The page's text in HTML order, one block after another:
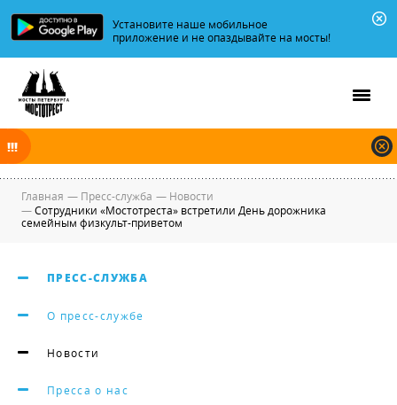
Установите наше мобильное
приложение и не опаздывайте на мосты!
разводятся по графику.
Главная — Пресс-служба — Новости
—Сотрудники «Мостотреста» встретили День дорожника
семейным физкульт-приветом
ПРЕСС-СЛУЖБА
О пресс-службе
Новости
Пресса о нас